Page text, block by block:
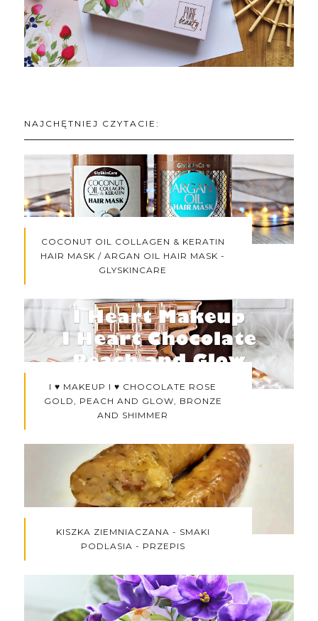
NAJCHĘTNIEJ CZYTACIE:
COCONUT OIL COLLAGEN & KERATIN
HAIR MASK / ARGAN OIL HAIR MASK -
GLYSKINCARE
I ♥ MAKEUP I ♥ CHOCOLATE ROSE
GOLD, PEACH AND GLOW, BRONZE
AND SHIMMER
KISZKA ZIEMNIACZANA - SMAKI
PODLASIA - PRZEPIS